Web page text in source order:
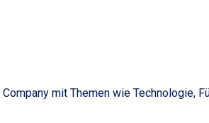
mit Themen wie Technologie,